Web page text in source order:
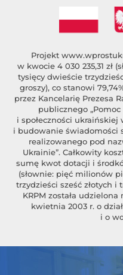
Projekt
w kwocie 4 030 235,31 zł
tysięcy dwieście
groszy), co stanowi
przez Kancelarię Prezesa
publicznego
i społeczności
i budowanie świadomości
realizowanego pod
Ukrainie”. Całkowity
sumę kwot dotacji i
(słownie: pięć milionów
trzydzieści sześć złotych i
KRPM została
kwietnia 2003 r. o
i o